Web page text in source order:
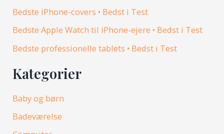
Bedste iPhone-covers • Bedst i Test
Bedste Apple Watch til iPhone-ejere • Bedst i Test
Bedste professionelle tablets • Bedst i Test
Kategorier
Baby og børn
Badeværelse